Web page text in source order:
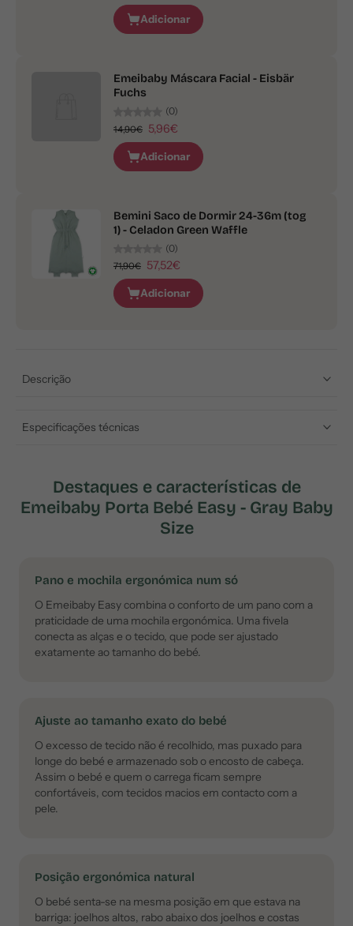
Adicionar
Emeibaby Máscara Facial - Eisbär
Fuchs
(0)
14,90€ 5,96€
Adicionar
Bemini Saco de Dormir 24-36m (tog
1) - Celadon Green Waffle
(0)
71,90€ 57,52€
Adicionar
Descrição
Especificações técnicas
Destaques e características de
Emeibaby Porta Bebé Easy - Gray Baby
Size
Pano e mochila ergonómica num só
O Emeibaby Easy combina o conforto de um pano com a
praticidade de uma mochila ergonómica. Uma fivela
conecta as alças e o tecido, que pode ser ajustado
exatamente ao tamanho do bebé.
Ajuste ao tamanho exato do bebé
O excesso de tecido não é recolhido, mas puxado para
longe do bebé e armazenado sob o encosto de cabeça.
Assim o bebé e quem o carrega ficam sempre
confortáveis, com tecidos macios em contacto com a
pele.
Posição ergonómica natural
O bebé senta-se na mesma posição em que estava na
barriga: joelhos altos, rabo abaixo dos joelhos e costas